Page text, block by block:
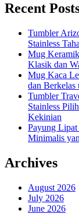
Recent
Tumbler
Stainless
Mug
Klasik dan
Mug Kaca
dan
Tumbler
Stainless
Kekinian
Payung
Minimalis
Archives
August 2026
July 2026
June 2026